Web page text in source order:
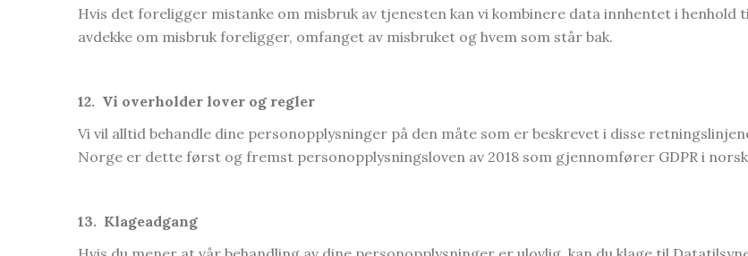
Hvis det foreligger mistanke om misbruk av tjenesten kan vi kombinere data innhentet i
avdekke om misbruk foreligger, omfanget av misbruket og hvem som står bak.
12. Vi overholder lover og regler
Vi vil alltid behandle dine personopplysninger på den måte som er beskrevet i disse
Norge er dette først og fremst personopplysningsloven av 2018 som gjennomfører GDPR i
13. Klageadgang